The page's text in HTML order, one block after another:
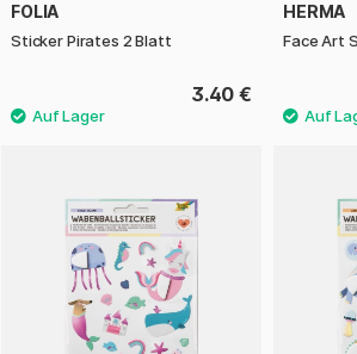
FOLIA
Sticker Pirates 2 Blatt
3.40 €
HERMA
Face Art